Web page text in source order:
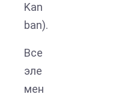
Kan
ban).
Все
эле
мен